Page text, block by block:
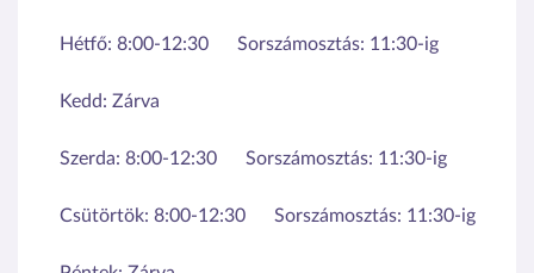
Hétfő: 8:00-12:30 Sorszámosztás: 11:30-ig
Kedd: Zárva
Szerda: 8:00-12:30 Sorszámosztás: 11:30-ig
Csütörtök: 8:00-12:30 Sorszámosztás: 11:30-ig